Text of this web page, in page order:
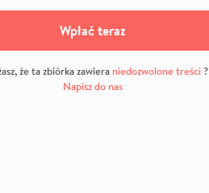
Wpłać teraz
że ta zbiórka zawiera niedozwolone treści?
Napisz do nas